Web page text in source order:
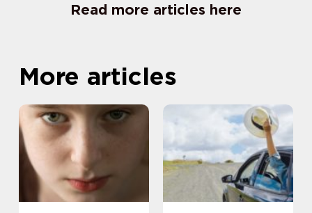
Read more articles here
More articles